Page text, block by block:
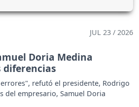
JUL 23 / 2026
Doria Medina
diferencias
refutó el presidente, Rodrigo
del empresario, Samuel Doria